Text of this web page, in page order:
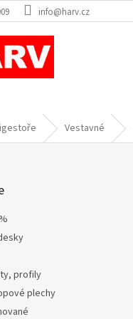
info@harv.cz
Vestavné
profily
plechy